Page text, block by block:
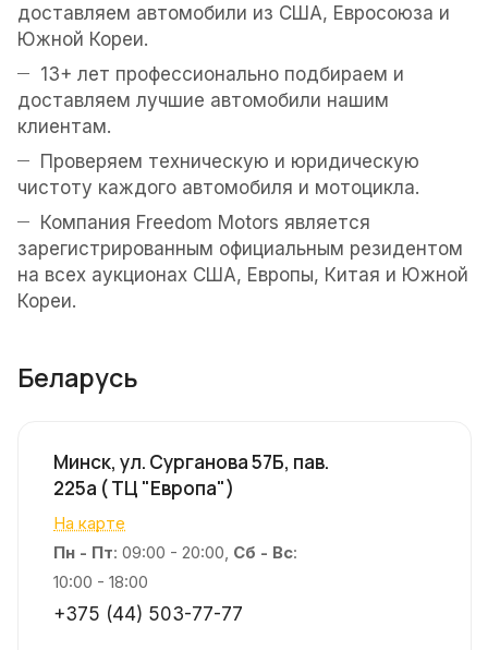
доставляем автомобили из США, Евросоюза и
Южной Кореи.
13+ лет профессионально подбираем и
доставляем лучшие автомобили нашим
клиентам.
Проверяем техническую и юридическую
чистоту каждого автомобиля и мотоцикла.
Компания Freedom Motors является
зарегистрированным официальным резидентом
на всех аукционах США, Европы, Китая и Южной
Кореи.
Беларусь
Минск, ул. Сурганова 57Б, пав.
225а ( ТЦ "Европа")
На карте
Пн - Пт: 09:00 - 20:00, Сб - Вс:
10:00 - 18:00
+375 (44) 503-77-77